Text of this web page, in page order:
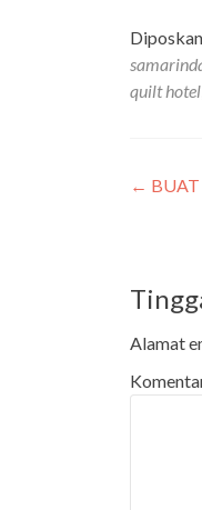
quilt hotel
←
Alamat